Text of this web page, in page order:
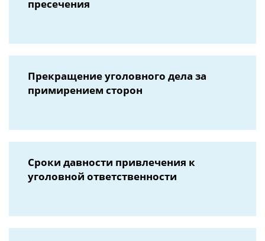
пресечения
Прекращение уголовного дела за
примирением сторон
Сроки давности привлечения к
уголовной ответственности